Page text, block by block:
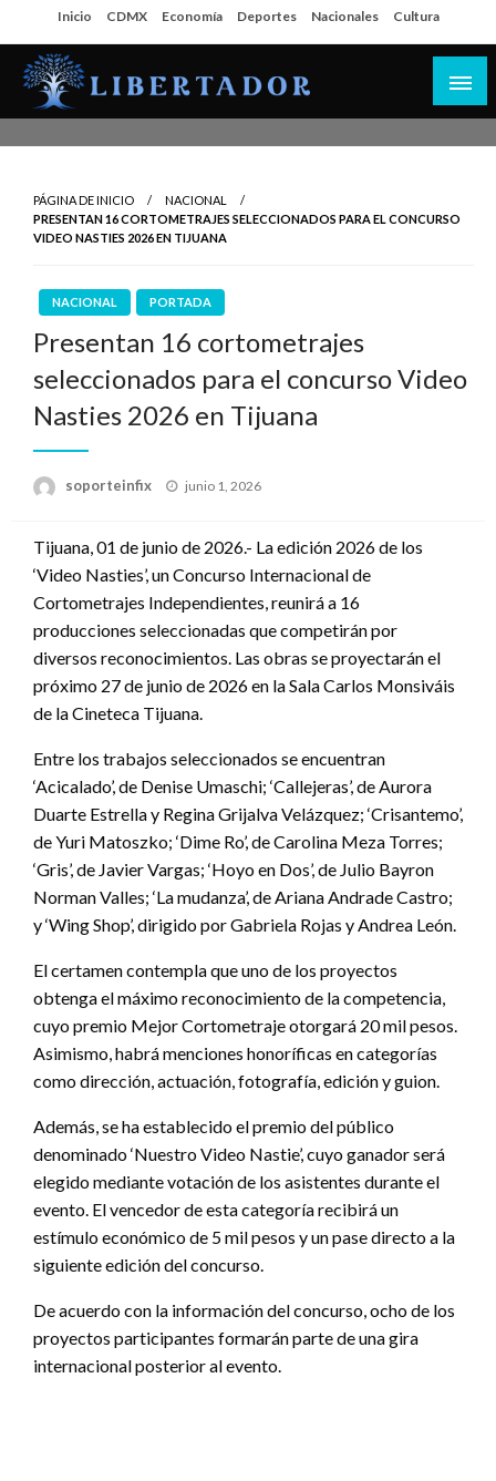
al
contenido
Inicio CDMX Economía Deportes Nacionales Cultura
PÁGINA DE INICIO
NACIONAL
PRESENTAN 16 CORTOMETRAJES SELECCIONADOS PARA EL CONCURSO
VIDEO NASTIES 2026 EN TIJUANA
NACIONAL PORTADA
Presentan 16 cortometrajes
seleccionados para el concurso Video
Nasties 2026 en Tijuana
soporteinfix
Publicado
junio 1, 2026
Tijuana, 01 de junio de 2026.- La edición 2026 de los
‘Video Nasties’, un Concurso Internacional de
Cortometrajes Independientes, reunirá a 16
producciones seleccionadas que competirán por
diversos reconocimientos. Las obras se proyectarán el
próximo 27 de junio de 2026 en la Sala Carlos Monsiváis
de la Cineteca Tijuana.
Entre los trabajos seleccionados se encuentran
‘Acicalado’, de Denise Umaschi; ‘Callejeras’, de Aurora
Duarte Estrella y Regina Grijalva Velázquez; ‘Crisantemo’,
de Yuri Matoszko; ‘Dime Ro’, de Carolina Meza Torres;
‘Gris’, de Javier Vargas; ‘Hoyo en Dos’, de Julio Bayron
Norman Valles; ‘La mudanza’, de Ariana Andrade Castro;
y ‘Wing Shop’, dirigido por Gabriela Rojas y Andrea León.
El certamen contempla que uno de los proyectos
obtenga el máximo reconocimiento de la competencia,
cuyo premio Mejor Cortometraje otorgará 20 mil pesos.
Asimismo, habrá menciones honoríficas en categorías
como dirección, actuación, fotografía, edición y guion.
Además, se ha establecido el premio del público
denominado ‘Nuestro Video Nastie’, cuyo ganador será
elegido mediante votación de los asistentes durante el
evento. El vencedor de esta categoría recibirá un
estímulo económico de 5 mil pesos y un pase directo a la
siguiente edición del concurso.
De acuerdo con la información del concurso, ocho de los
proyectos participantes formarán parte de una gira
internacional posterior al evento.